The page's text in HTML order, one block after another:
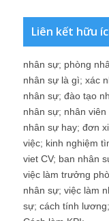
Liên kết hữu
nhân sự; phòng
nhân sự là gì; xác
nhân sự; đào tạo
nhân sự; nhân
nhân sự hay; đơn
việc; kinh nghiệm
viet CV; ban nhân
việc làm trưởng
nhân sự; việc làm
sự; cách tính lương;